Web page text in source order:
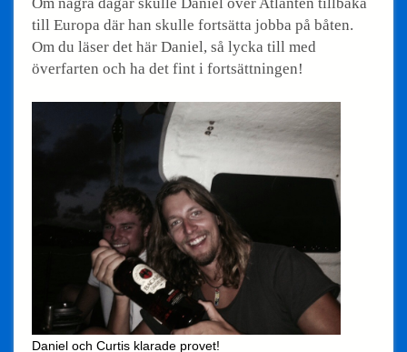
till Europa där han skulle fortsätta jobba på båten.
Om du läser det här Daniel, så lycka till med
överfarten och ha det fint i fortsättningen!
Daniel och Curtis klarade provet!